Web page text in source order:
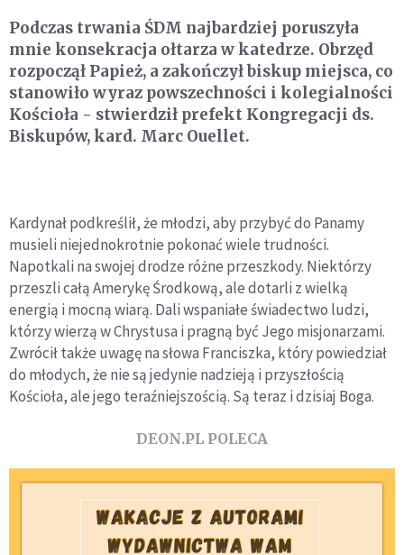
Podczas trwania ŚDM najbardziej poruszyła
mnie konsekracja ołtarza w katedrze. Obrzęd
rozpoczął Papież, a zakończył biskup miejsca, co
stanowiło wyraz powszechności i kolegialności
Kościoła - stwierdził prefekt Kongregacji ds.
Biskupów, kard. Marc Ouellet.
Kardynał podkreślił, że młodzi, aby przybyć do Panamy
musieli niejednokrotnie pokonać wiele trudności.
Napotkali na swojej drodze różne przeszkody. Niektórzy
przeszli całą Amerykę Środkową, ale dotarli z wielką
energią i mocną wiarą. Dali wspaniałe świadectwo ludzi,
którzy wierzą w Chrystusa i pragną być Jego misjonarzami.
Zwrócił także uwagę na słowa Franciszka, który powiedział
do młodych, że nie są jedynie nadzieją i przyszłością
Kościoła, ale jego teraźniejszością. Są teraz i dzisiaj Boga.
DEON.PL POLECA